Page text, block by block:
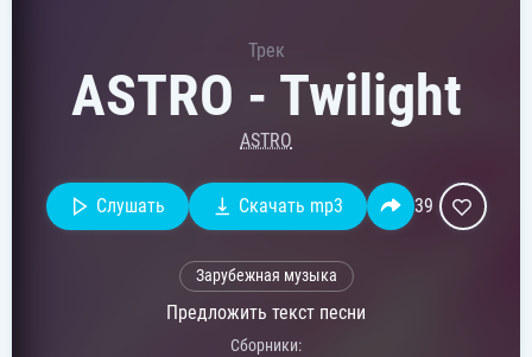
Трек
ASTRO - Twilight
ASTRO
Слушать Скачать mp3 39
Зарубежная музыка
Предложить текст песни
Сборники: